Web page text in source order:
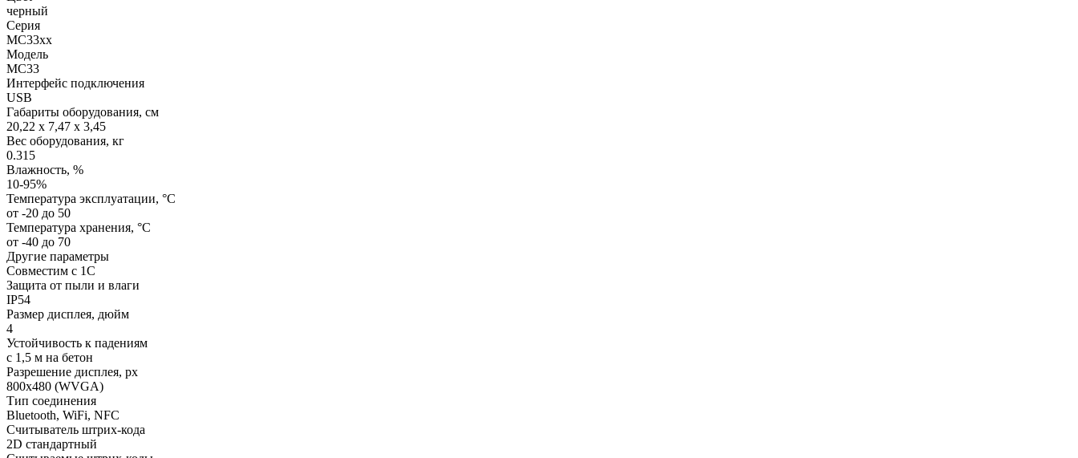
черный
Серия
MC33xx
Модель
MC33
Интерфейс подключения
USB
Габариты оборудования, см
20,22 x 7,47 x 3,45
Вес оборудования, кг
0.315
Влажность, %
10-95%
Температура эксплуатации, °C
от -20 до 50
Температура хранения, °C
от -40 до 70
Другие параметры
Совместим с 1С
Защита от пыли и влаги
IP54
Размер дисплея, дюйм
4
Устойчивость к падениям
с 1,5 м на бетон
Разрешение дисплея, px
800х480 (WVGA)
Тип соединения
Bluetooth, WiFi, NFС
Считыватель штрих-кода
2D стандартный